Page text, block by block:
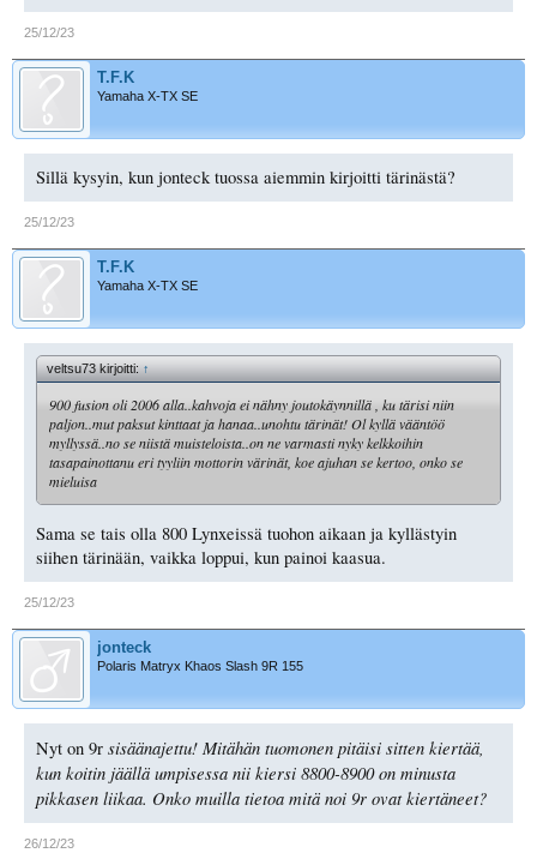
25/12/23
T.F.K
Yamaha X-TX SE
Sillä kysyin, kun jonteck tuossa aiemmin kirjoitti tärinästä?
25/12/23
T.F.K
Yamaha X-TX SE
veltsu73 kirjoitti:↑
900 fusion oli 2006 alla..kahvoja ei nähny joutokäynnillä , ku tärisi niin
paljon..mut paksut kinttaat ja hanaa..unohtu tärinät! Ol kyllä vääntöö
myllyssä..no se niistä muisteloista..on ne varmasti nyky kelkkoihin
tasapainottanu eri tyyliin mottorin värinät, koe ajuhan se kertoo, onko se
mieluisa
Sama se tais olla 800 Lynxeissä tuohon aikaan ja kyllästyin
siihen tärinään, vaikka loppui, kun painoi kaasua.
25/12/23
jonteck
Polaris Matryx Khaos Slash 9R 155
Nyt on 9r sisäänajettu! Mitähän tuomonen pitäisi sitten kiertää,
kun koitin jäällä umpisessa nii kiersi 8800-8900 on minusta
pikkasen liikaa. Onko muilla tietoa mitä noi 9r ovat kiertäneet?
26/12/23